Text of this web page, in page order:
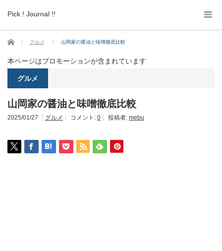
Pick ! Journal !!
ホーム グルメ 山岡家の醤油と味噌徹底比較
本ページはプロモーションが含まれています
グルメ
山岡家の醤油と味噌徹底比較
2025/01/27 グルメ コメント: 0 投稿者: mebu